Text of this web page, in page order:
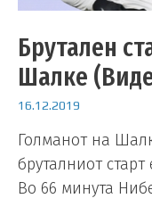
Брутален
Шалке
16.12.2019
Голманот на
бруталниот старт
Во 66 минута